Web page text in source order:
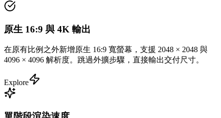
原生 16:9 與 4K 輸出
在原有比例之外新增原生 16:9 寬螢幕，支援 2048 × 2048 與
4096 × 4096 解析度。跳過外擴步驟，直接輸出交付尺寸。
Explore